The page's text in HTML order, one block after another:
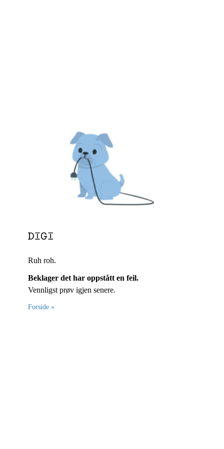
Ruh roh.
Beklager det har oppstått en feil.
Vennligst prøv igjen senere.
Forside »